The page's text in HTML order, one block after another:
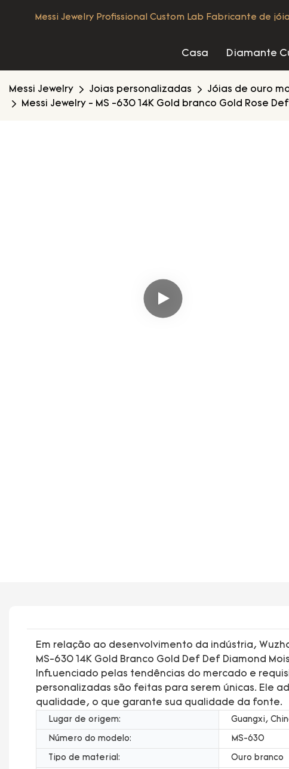
Messi Jewelry Profissional Custom Lab Fabricante de
Casa Diamante
Messi Jewelry Joias personalizadas Jóias de ouro
Messi Jewelry - MS -630 14K Gold branco Gold Rose
Em relação ao desenvolvimento da indústria,
MS-630 14K Gold Branco Gold Def Def Diamond
Influenciado pelas tendências do mercado e
personalizadas são feitas para serem únicas. Ele
qualidade, o que garante sua qualidade da fonte.
Lugar de origem: Guangxi,
Número do modelo: MS-630
Tipo de material: Ouro branco